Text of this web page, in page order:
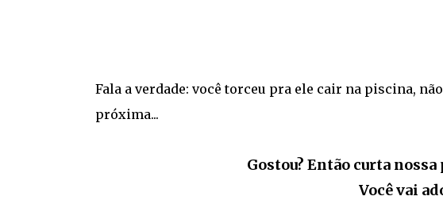
Fala a verdade: você torceu pra ele cair na piscina,
próxima...
Gostou? Então curta
Você vai